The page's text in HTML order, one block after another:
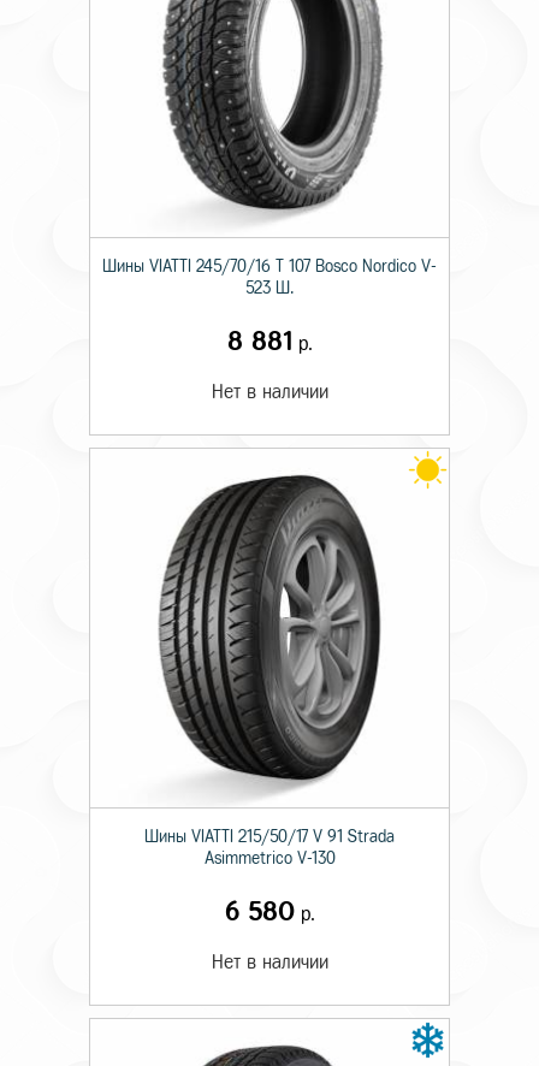
Шины VIATTI 245/70/16 T 107 Bosco Nordico V-
523 Ш.
8 881 р.
Нет в наличии
Шины VIATTI 215/50/17 V 91 Strada
Asimmetriсo V-130
6 580р.
Нет в наличии